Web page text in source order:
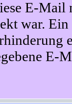
E-Mail
war.